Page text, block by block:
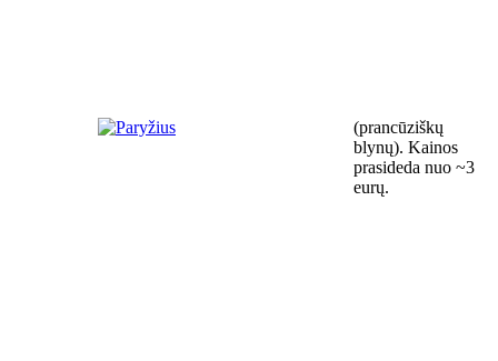
(prancūziškų
blynų). Kainos
prasideda nuo ~3
eurų.